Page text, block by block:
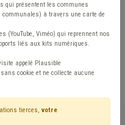
des mots-clés
qui présentent les communes
à travers une carte de
(YouTube, Viméo) qui reprennent nos
liés aux kits numériques.
appelé Plausible
cookie et ne collecte aucune
tierces, votre